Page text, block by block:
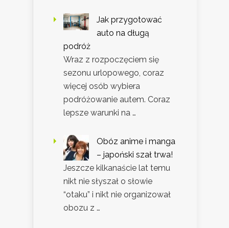
Jak przygotować
auto na długą
podróż
Wraz z rozpoczęciem się
sezonu urlopowego, coraz
więcej osób wybiera
podróżowanie autem. Coraz
lepsze warunki na …
Obóz anime i manga
– japoński szał trwa!
Jeszcze kilkanaście lat temu
nikt nie słyszał o słowie
“otaku” i nikt nie organizował
obozu z …